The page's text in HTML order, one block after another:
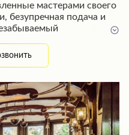
мастерами своего
безупречная подача и
меню, делясь
лакомстве.
близких. Это место
высокой кухни и